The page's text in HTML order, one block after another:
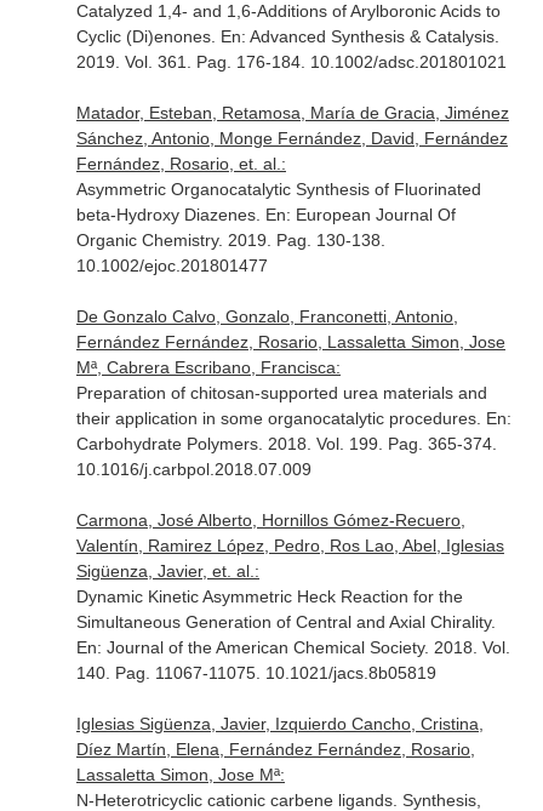
Catalyzed 1,4- and 1,6-Additions of Arylboronic Acids to
Cyclic (Di)enones. En: Advanced Synthesis & Catalysis.
2019. Vol. 361. Pag. 176-184. 10.1002/adsc.201801021
Matador, Esteban, Retamosa, María de Gracia, Jiménez
Sánchez, Antonio, Monge Fernández, David, Fernández
Fernández, Rosario, et. al.:
Asymmetric Organocatalytic Synthesis of Fluorinated
beta-Hydroxy Diazenes. En: European Journal Of
Organic Chemistry. 2019. Pag. 130-138.
10.1002/ejoc.201801477
De Gonzalo Calvo, Gonzalo, Franconetti, Antonio,
Fernández Fernández, Rosario, Lassaletta Simon, Jose
Mª, Cabrera Escribano, Francisca:
Preparation of chitosan-supported urea materials and
their application in some organocatalytic procedures. En:
Carbohydrate Polymers. 2018. Vol. 199. Pag. 365-374.
10.1016/j.carbpol.2018.07.009
Carmona, José Alberto, Hornillos Gómez-Recuero,
Valentín, Ramirez López, Pedro, Ros Lao, Abel, Iglesias
Sigüenza, Javier, et. al.:
Dynamic Kinetic Asymmetric Heck Reaction for the
Simultaneous Generation of Central and Axial Chirality.
En: Journal of the American Chemical Society. 2018. Vol.
140. Pag. 11067-11075. 10.1021/jacs.8b05819
Iglesias Sigüenza, Javier, Izquierdo Cancho, Cristina,
Díez Martín, Elena, Fernández Fernández, Rosario,
Lassaletta Simon, Jose Mª:
N-Heterotricyclic cationic carbene ligands. Synthesis,